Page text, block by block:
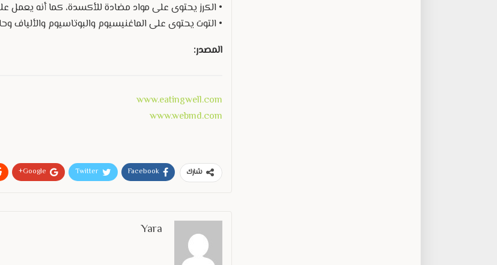
• الكرز يحتوى على مواد مضادة للأكسدة، كما أنه يعمل
• التوت يحتوى على الماغنيسيوم والبوتاسيوم والألياف
المصدر:
www.eatingwell.com
www.webmd.com
شارك Facebook
Twitter
Google+
Yara